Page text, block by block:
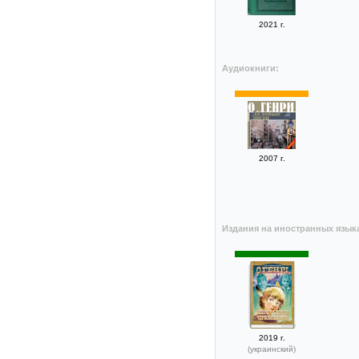
2021 г.
Аудиокниги:
2007 г.
Издания на иностранных
2019 г.
(украинский)